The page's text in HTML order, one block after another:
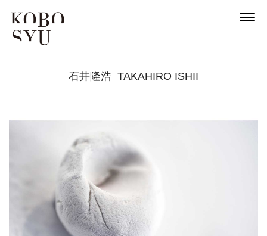
About
Artists
Exhibitions
Projects
石井隆浩 TAKAHIRO ISHII